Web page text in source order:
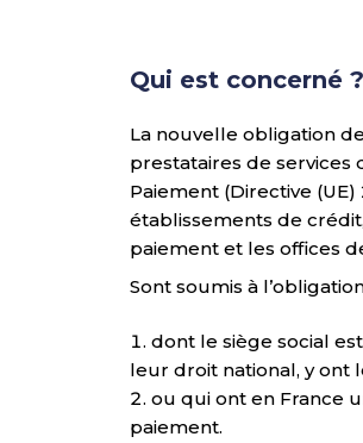
Qui est concerné ?
La nouvelle obligation
prestataires de services
Paiement (Directive
établissements de
paiement et les offices
Sont soumis à
dont le siège social
leur droit national, y ont
ou qui ont en France
paiement.